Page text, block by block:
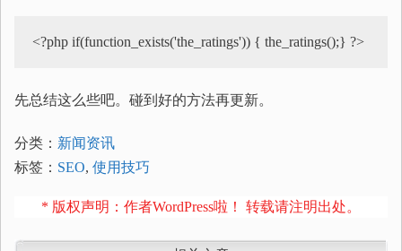
<?php if(function_exists('the_ratings')) { the_ratings();} ?>
先总结这么些吧。碰到好的方法再更新。
分类： 新闻资讯
标签： SEO, 使用技巧
* 版权声明：作者WordPress啦！ 转载请注明出处。